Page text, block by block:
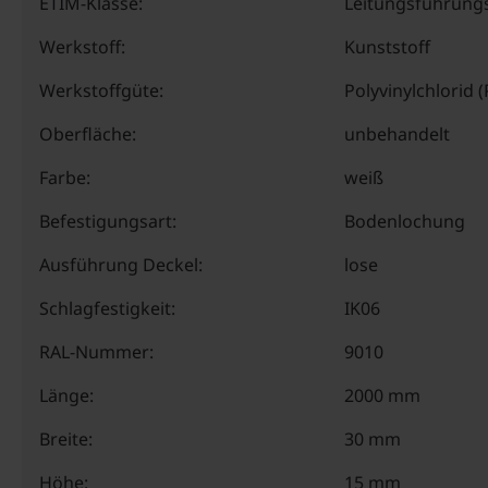
Werkstoff:
Kunststoff
Werkstoffgüte:
Polyvinylchlorid
Oberfläche:
unbehandelt
Farbe:
weiß
Befestigungsart:
Bodenlochung
Ausführung Deckel:
lose
Schlagfestigkeit:
IK06
RAL-Nummer:
9010
Länge:
2000 mm
Breite:
30 mm
Höhe:
15 mm